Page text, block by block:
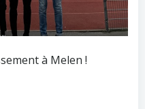
à Melen !